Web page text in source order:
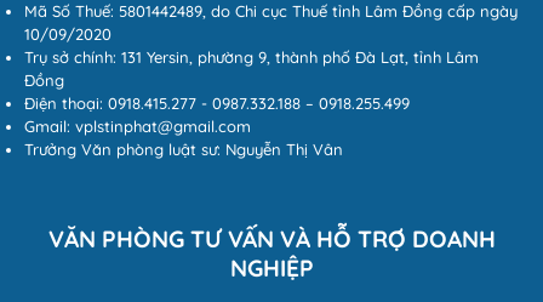
Mã Số Thuế: 5801442489, do Chi cục Thuế tỉnh Lâm Đồng cấp ngày
10/09/2020
Trụ sở chính: 131 Yersin, phường 9, thành phố Đà Lạt, tỉnh Lâm
Đồng
Điện thoại: 0918.415.277 - 0987.332.188 – 0918.255.499
Gmail: vplstinphat@gmail.com
Trưởng Văn phòng luật sư: Nguyễn Thị Vân
VĂN PHÒNG TƯ VẤN VÀ HỖ TRỢ DOANH
NGHIỆP